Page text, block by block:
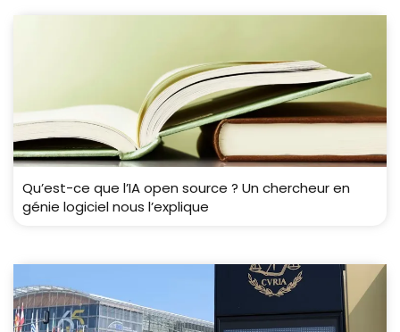
Qu’est-ce que l’IA open source ? Un chercheur en
génie logiciel nous l’explique